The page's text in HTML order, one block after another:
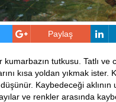
Paylaş
kumarbazın tutkusu. Tatlı
kısa yoldan yıkmak ister.
Kaybedeceği
ve renkler arasında